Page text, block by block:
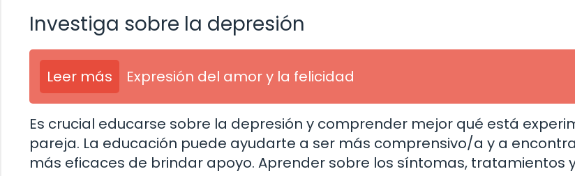
Investiga sobre la depresión
Leer más Expresión del amor y la felicidad
Es crucial educarse sobre la depresión y comprender mejor qué está
pareja. La educación puede ayudarte a ser más comprensivo/a y a
más eficaces de brindar apoyo. Aprender sobre los síntomas, tratamientos